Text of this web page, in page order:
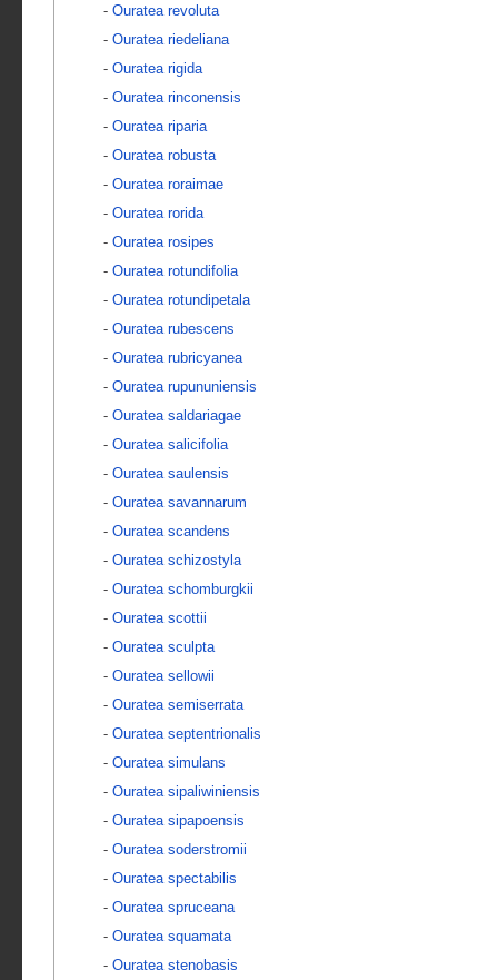
- Ouratea revoluta
- Ouratea riedeliana
- Ouratea rigida
- Ouratea rinconensis
- Ouratea riparia
- Ouratea robusta
- Ouratea roraimae
- Ouratea rorida
- Ouratea rosipes
- Ouratea rotundifolia
- Ouratea rotundipetala
- Ouratea rubescens
- Ouratea rubricyanea
- Ouratea rupununiensis
- Ouratea saldariagae
- Ouratea salicifolia
- Ouratea saulensis
- Ouratea savannarum
- Ouratea scandens
- Ouratea schizostyla
- Ouratea schomburgkii
- Ouratea scottii
- Ouratea sculpta
- Ouratea sellowii
- Ouratea semiserrata
- Ouratea septentrionalis
- Ouratea simulans
- Ouratea sipaliwiniensis
- Ouratea sipapoensis
- Ouratea soderstromii
- Ouratea spectabilis
- Ouratea spruceana
- Ouratea squamata
- Ouratea stenobasis